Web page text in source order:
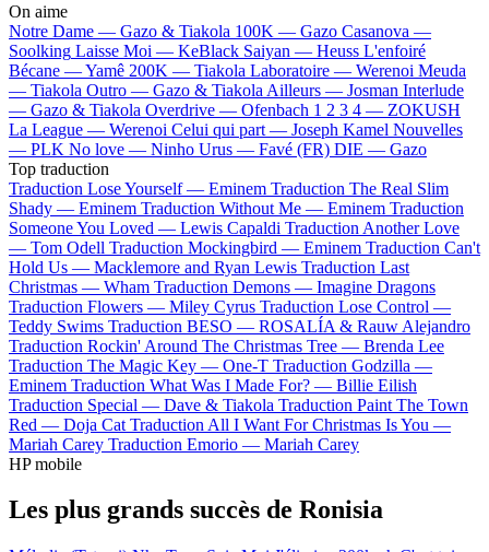
On aime
Notre Dame — Gazo & Tiakola 100K — Gazo Casanova —
Soolking Laisse Moi — KeBlack Saiyan — Heuss L'enfoiré
Bécane —Yamê 200K — Tiakola Laboratoire — Werenoi Meuda
— Tiakola Outro — Gazo & Tiakola Ailleurs — Josman Interlude
— Gazo & Tiakola Overdrive — Ofenbach 1 2 3 4 — ZOKUSH
La League — Werenoi Celui qui part — Joseph Kamel Nouvelles
— PLK No love — Ninho Urus — Favé (FR) DIE — Gazo
Top traduction
Traduction Lose Yourself — Eminem Traduction The Real Slim
Shady — Eminem Traduction Without Me — Eminem Traduction
Someone You Loved — Lewis Capaldi Traduction Another Love
— Tom Odell Traduction Mockingbird — Eminem Traduction Can't
Hold Us — Macklemore and Ryan Lewis Traduction Last
Christmas — Wham Traduction Demons — Imagine Dragons
Traduction Flowers — Miley Cyrus Traduction Lose Control —
Teddy Swims Traduction BESO — ROSALÍA & Rauw Alejandro
Traduction Rockin' Around The Christmas Tree — Brenda Lee
Traduction The Magic Key — One-T Traduction Godzilla —
Eminem Traduction What Was I Made For? — Billie Eilish
Traduction Special — Dave & Tiakola Traduction Paint The Town
Red — Doja Cat Traduction All I Want For Christmas Is You —
Mariah Carey Traduction Emorio — Mariah Carey
HP mobile
Les plus grands succès de Ronisia